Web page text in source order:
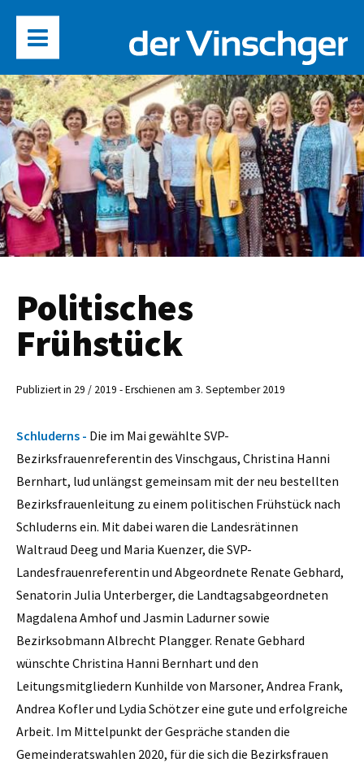
Politisches
Frühstück
Publiziert in 29 / 2019 - Erschienen am 3. September 2019
Schluderns - Die im Mai gewählte SVP-
Bezirksfrauenreferentin des Vinschgaus, Christina Hanni
Bernhart, lud unlängst gemeinsam mit der neu bestellten
Bezirksfrauenleitung zu einem politischen Frühstück nach
Schluderns ein. Mit dabei waren die Landesrätinnen
Waltraud Deeg und Maria Kuenzer, die SVP-
Landesfrauenreferentin und Abgeordnete Renate Gebhard,
Senatorin Julia Unterberger, die Landtagsabgeordneten
Magdalena Amhof und Jasmin Ladurner sowie
Bezirksobmann Albrecht Plangger. Renate Gebhard
wünschte Christina Hanni Bernhart und den
Leitungsmitgliedern Kunhilde von Marsoner, Andrea Frank,
Andrea Kofler und Lydia Schötzer eine gute und erfolgreiche
Arbeit. Im Mittelpunkt der Gespräche standen die
Gemeinderatswahlen 2020, für die sich die Bezirksfrauen